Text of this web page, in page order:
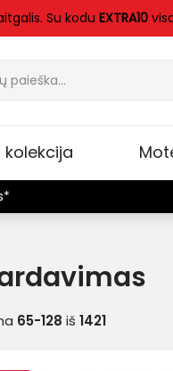
Su kodu EXTRA10
kolekcija
65-128 iš 1421